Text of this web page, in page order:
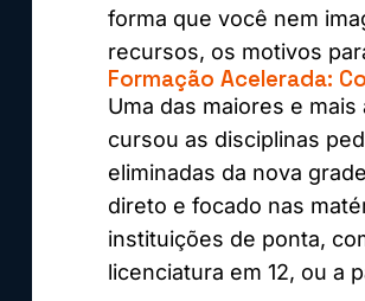
forma que você nem
recursos, os motivos
Formação Acelerada:
Uma das maiores e
cursou as disciplinas
eliminadas da nova
direto e focado nas
instituições de ponta,
licenciatura em 12, ou a